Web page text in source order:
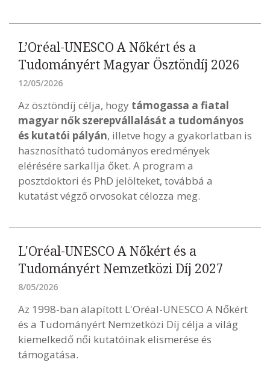
L’Oréal-UNESCO A Nőkért és a
Tudományért Magyar Ösztöndíj 2026
12/05/2026
Az ösztöndíj célja, hogy támogassa a fiatal
magyar nők szerepvállalását a tudományos
és kutatói pályán, illetve hogy a gyakorlatban is
hasznosítható tudományos eredmények
elérésére sarkallja őket. A program a
posztdoktori és PhD jelölteket, továbbá a
kutatást végző orvosokat célozza meg.
L'Oréal-UNESCO A Nőkért és a
Tudományért Nemzetközi Díj 2027
8/05/2026
Az 1998-ban alapított L'Oréal-UNESCO A Nőkért
és a Tudományért Nemzetközi Díj célja a világ
kiemelkedő női kutatóinak elismerése és
támogatása.